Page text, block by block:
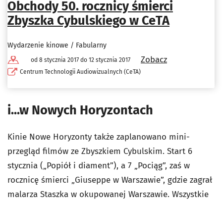
Obchody 50. rocznicy śmierci
Zbyszka Cybulskiego w CeTA
Wydarzenie kinowe / Fabularny
od 8 stycznia 2017 do 12 stycznia 2017
Centrum Technologii Audiowizualnych (CeTA)
Zobacz
i...w Nowych Horyzontach
Kinie Nowe Horyzonty także zaplanowano mini-
przegląd filmów ze Zbyszkiem Cybulskim. Start 6
stycznia („Popiół i diament”), a 7 „Pociąg”, zaś w
rocznicę śmierci „Giuseppe w Warszawie”, gdzie zagrał
malarza Staszka w okupowanej Warszawie. Wszystkie